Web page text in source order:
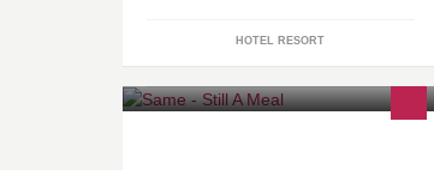
HOTEL RESORT